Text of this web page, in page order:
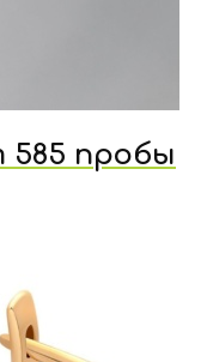
585 пробы